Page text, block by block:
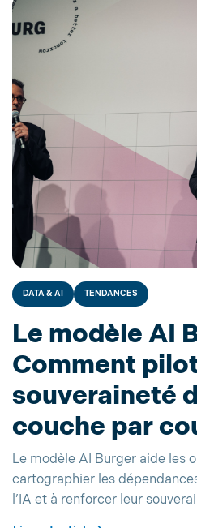
DATA & AI TENDANCES
Le modèle AI
Comment
souveraineté
couche par
Le modèle AI Burger aide les
cartographier les
l’IA et à renforcer leur